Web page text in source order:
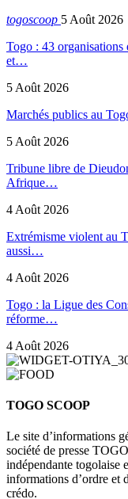
togoscoop 5 Août 2026
Togo : 43
et…
5 Août 2026
Marchés publics au
5 Août 2026
Tribune libre de
Afrique…
4 Août 2026
Extrémisme violent au
aussi…
4 Août 2026
Togo : la Ligue des
réforme…
4 Août 2026
TOGO SCOOP
Le site d’informations
société de presse
indépendante togolaise
informations d’ordre et
crédo.